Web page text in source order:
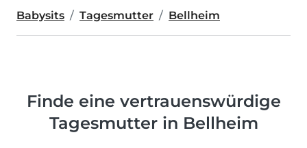
Babysits Tagesmutter Bellheim
Finde eine vertrauenswürdige
Tagesmutter in Bellheim